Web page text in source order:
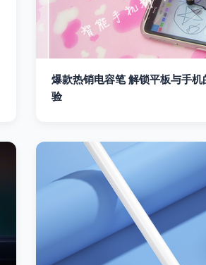
爆款热销电容笔 解锁平板与手
验